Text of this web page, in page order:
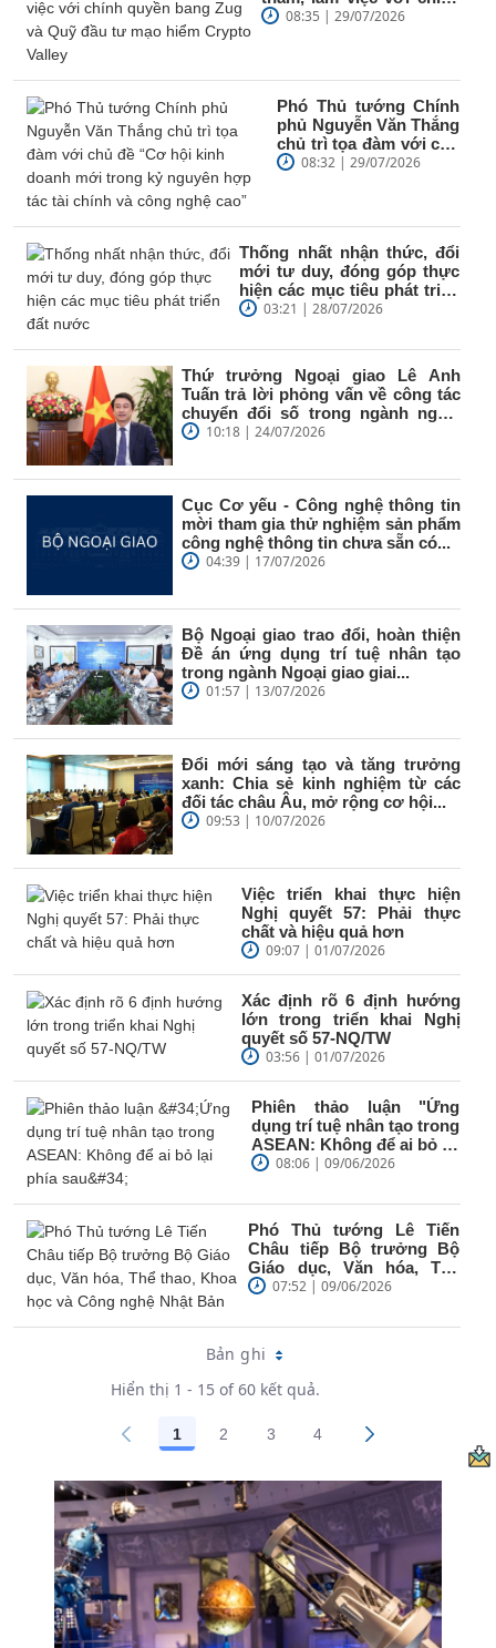
quyền bang Zug và Quỹ
08:35 | 29/07/2026
Phó Thủ tướng Chính
phủ Nguyễn Văn Thắng
chủ trì tọa đàm với chủ
đề “Cơ hội kinh doanh
08:32 | 29/07/2026
Thống nhất nhận thức, đổi
mới tư duy, đóng góp thực
hiện các mục tiêu phát triển
đất nước
03:21 | 28/07/2026
Thứ trưởng Ngoại giao Lê Anh
Tuấn trả lời phỏng vấn về công tác
chuyển đổi số trong ngành ngoại
giao10:18 | 24/07/2026
Cục Cơ yếu - Công nghệ thông tin
mời tham gia thử nghiệm sản phẩm
công nghệ thông tin chưa sẵn có...
04:39 | 17/07/2026
Bộ Ngoại giao trao đổi, hoàn thiện
Đề án ứng dụng trí tuệ nhân tạo
trong ngành Ngoại giao giai...
01:57 | 13/07/2026
Đổi mới sáng tạo và tăng trưởng
xanh: Chia sẻ kinh nghiệm từ các
đối tác châu Âu, mở rộng cơ hội...
09:53 | 10/07/2026
Việc triển khai thực hiện
Nghị quyết 57: Phải thực
chất và hiệu quả hơn
09:07 | 01/07/2026
Xác định rõ 6 định hướng
lớn trong triển khai Nghị
quyết số 57-NQ/TW
03:56 | 01/07/2026
Phiên thảo luận "Ứng
dụng trí tuệ nhân tạo trong
ASEAN: Không để ai bỏ lại
phía sau"
08:06 | 09/06/2026
Phó Thủ tướng Lê Tiến
Châu tiếp Bộ trưởng Bộ
Giáo dục, Văn hóa, Thể
thao, Khoa học và Công
07:52 | 09/06/2026
Bản ghi
Hiển thị 1 - 15 of 60 kết quả.
Các trang trên cổng
1 Các trang trên cổng
2 Các trang trên cổng
3 Các trang trên cổng
4